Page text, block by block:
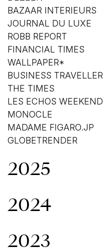
BAZAAR INTERIEURS
JOURNAL DU LUXE
ROBB REPORT
FINANCIAL TIMES
WALLPAPER*
BUSINESS TRAVELLER
THE TIMES
LES ECHOS WEEKEND
MONOCLE
MADAME FIGARO.JP
GLOBETRENDER
2025
2024
2023